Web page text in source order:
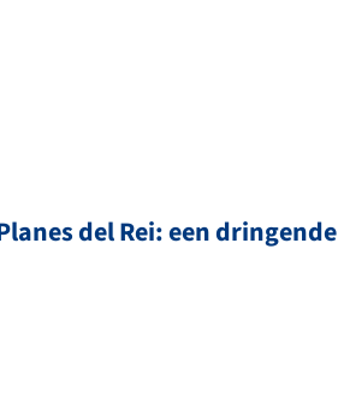
del Rei: een dringende